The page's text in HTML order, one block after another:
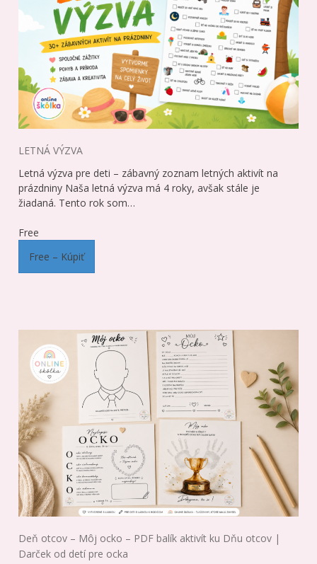
LETNÁ VÝZVA
Letná výzva pre deti – zábavný zoznam letných aktivít na
prázdniny Naša letná výzva má 4 roky, avšak stále je
žiadaná. Tento rok som…
Free
Free – Kúpiť
Deň otcov – Môj ocko – PDF balík aktivít ku Dňu otcov |
Darček od detí pre ocka